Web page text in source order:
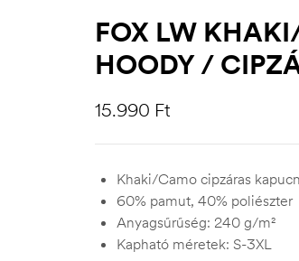
FOX LW
HOODY /
15.990 Ft
Khaki/Camo cipzáras
60% pamut, 40% poliészter
Anyagsűrűség: 240 g/m²
Kapható méretek: S-3XL